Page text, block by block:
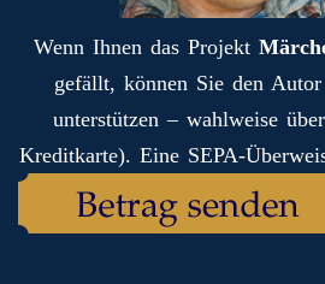
Wenn Ihnen das Projekt
gefällt, können Sie den
unterstützen – wahlweise
Kreditkarte). Eine SEPA-